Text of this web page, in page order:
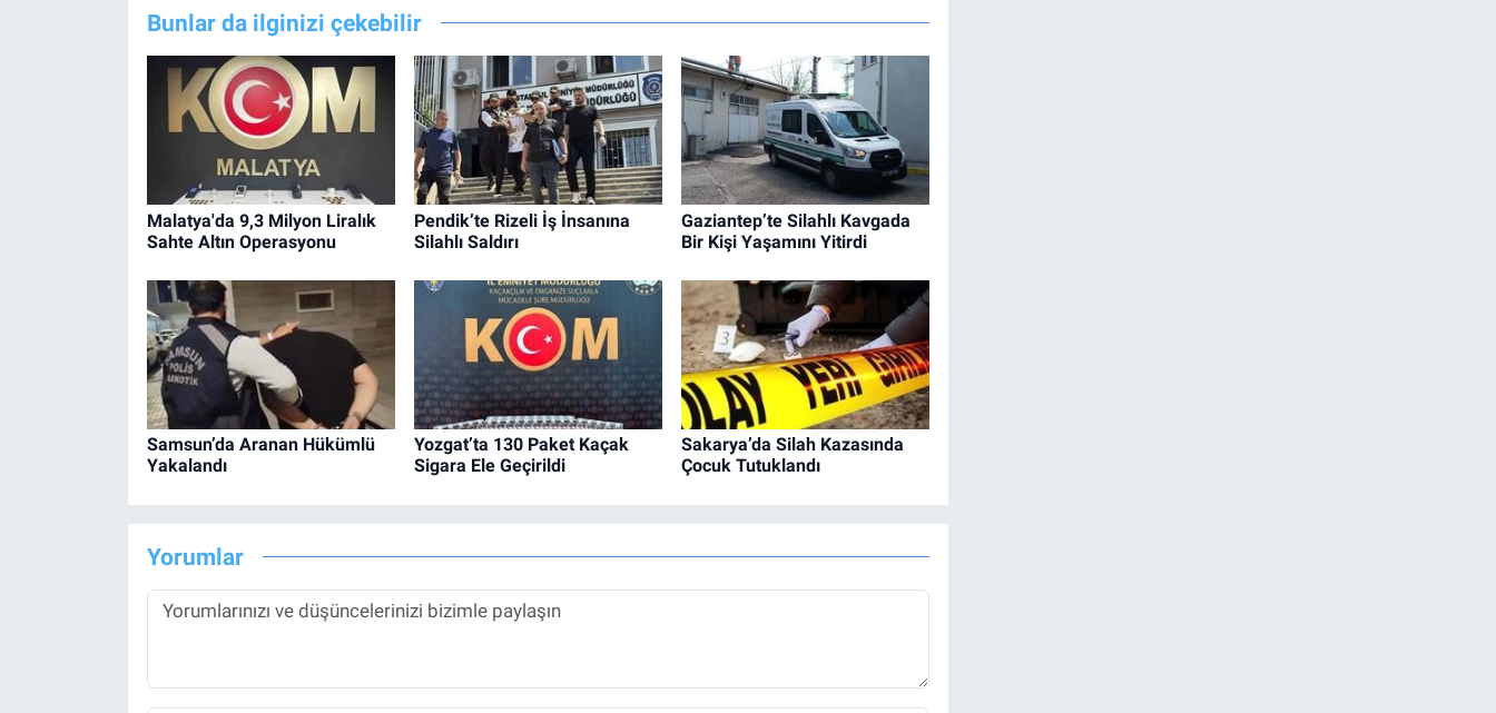
Bunlar da ilginizi çekebilir
Malatya'da 9,3 Milyon Liralık
Sahte Altın Operasyonu
Pendik’te Rizeli İş İnsanına
Silahlı Saldırı
Gaziantep’te Silahlı Kavgada
Bir Kişi Yaşamını Yitirdi
Samsun’da Aranan Hükümlü
Yakalandı
Yozgat’ta 130 Paket Kaçak
Sigara Ele Geçirildi
Sakarya’da Silah Kazasında
Çocuk Tutuklandı
Yorumlar